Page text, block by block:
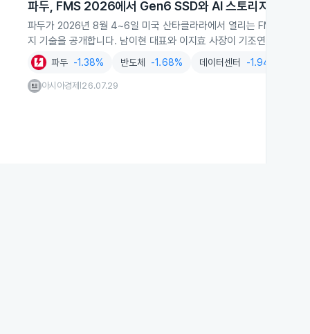
파두, FMS 2026에서 Gen6 SSD와 AI 스토리지 공개
파두가 2026년 8월 4~6일 미국 산타클라라에서 열리는 FMS 2026
지 기술을 공개합니다. 남이현 대표와 이지효 사장이 기조연설로 설
파두 -1.38% 반도체 -1.68% 데이터센터 -1.94%
아시아경제 26.07.29